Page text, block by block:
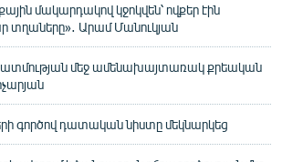
մակարդակով կջոկվեն՝ ովքեր էին
տղաները»․ Արամ Մանուկյան
մեջ ամենախայտառակ քրեական
գործով դատական նիստը մեկնարկեց